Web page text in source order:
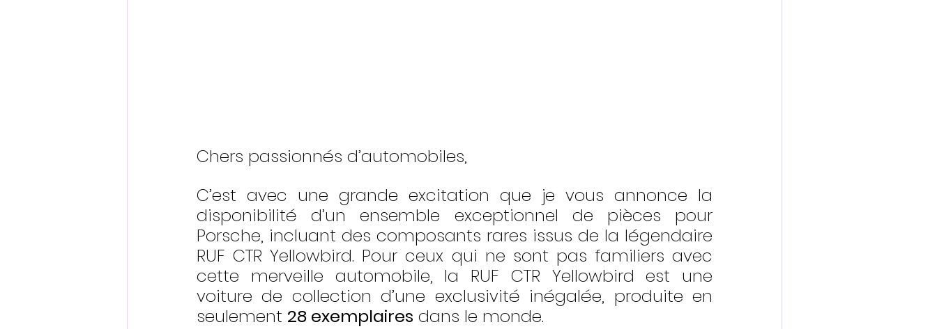
Chers passionnés d’automobiles,
C’est avec une grande excitation que je vous annonce la
disponibilité d’un ensemble exceptionnel de pièces pour
Porsche, incluant des composants rares issus de la légendaire
RUF CTR Yellowbird. Pour ceux qui ne sont pas familiers avec
cette merveille automobile, la RUF CTR Yellowbird est une
voiture de collection d’une exclusivité inégalée, produite en
seulement 28 exemplaires dans le monde.